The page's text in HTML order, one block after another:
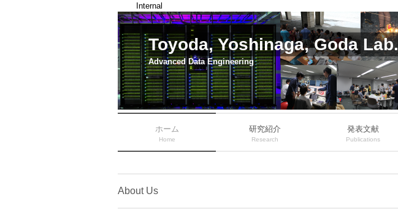
Internal
Toyoda, Yoshinaga, Goda Lab.
Advanced Data Engineering
ホーム
Home
研究紹介
Research
発表文献
Publications
About Us